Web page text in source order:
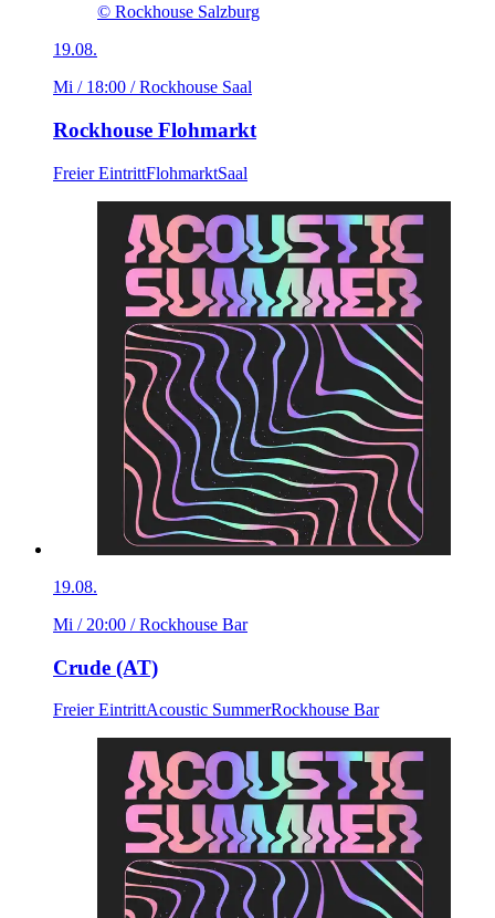
© Rockhouse Salzburg
19.08.
Mi / 18:00 / Rockhouse Saal
Rockhouse Flohmarkt
Freier EintrittFlohmarktSaal
19.08.
Mi / 20:00 / Rockhouse Bar
Crude (AT)
Freier EintrittAcoustic SummerRockhouse Bar